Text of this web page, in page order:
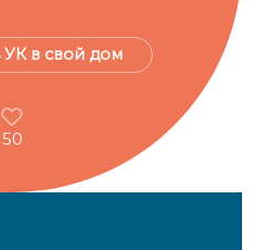
УК в свой дом
50